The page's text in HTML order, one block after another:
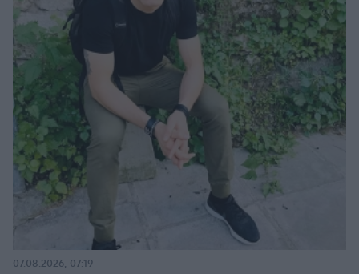
07.08.2026, 07:19